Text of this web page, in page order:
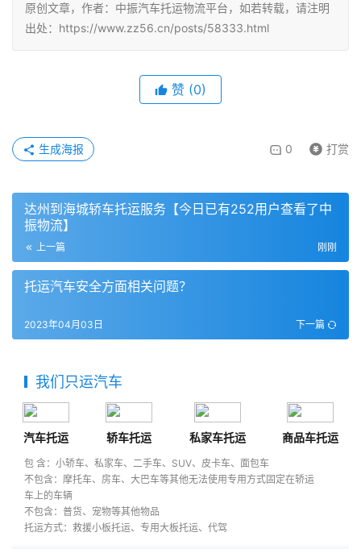
原创文章，作者：中振汽车托运物流平台，如若转载，请注明
出处：https://www.zz56.cn/posts/58333.html
赞 (0)
0 打赏
生成海报
达州到海城轿车托运服务【今日已有252用户查看了中
振物流】
上一篇 刚刚
托运汽车安全方面相关问题？
下一篇
2023年04月03日
我们只运汽车
汽车托运 轿车托运 私家车托运 商品车托运
包 含：小轿车、私家车、二手车、SUV、皮卡车、面包车
不包含：摩托车、房车、大巴车等其他无法使用专用方式固定在轿运
车上的车辆
不包含：普货、宠物等其他物品
托运方式：救援小板托运、专用大板托运、代驾